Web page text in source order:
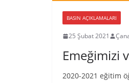
BASIN AÇIKLAMALARI
25 Şubat 2021
Emeğimizi
2020-2021 eğitim